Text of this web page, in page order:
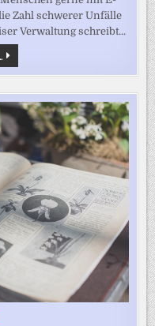
Zahl schwerer Unfälle
Verwaltung schreibt...
PARIS
FÜHRT
HELMPFLICHT
E-
ROLLER-
FAHRER
EIN